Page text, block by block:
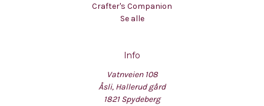
Crafter's Companion
Se alle
Info
Vatnveien 108
Åsli, Hallerud gård
1821 Spydeberg